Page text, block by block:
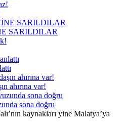
SARILDILAR
ahırına var!
sona doğru
kaynakları yine Malatya’ya